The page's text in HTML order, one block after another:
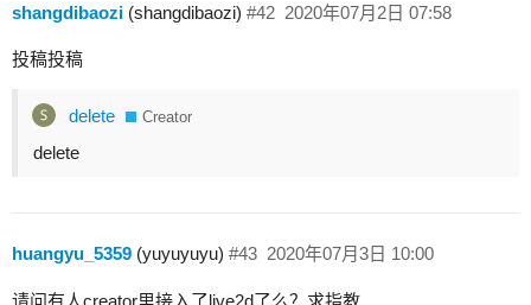
shangdibaozi (shangdibaozi) 2020年07月2日 07:58
#42
投稿投稿
delete Creator
delete
huangyu_5359 (yuyuyuyu) 2020年07月3日 10:00
#43
请问有人creator里接入了live2d了么？求指教